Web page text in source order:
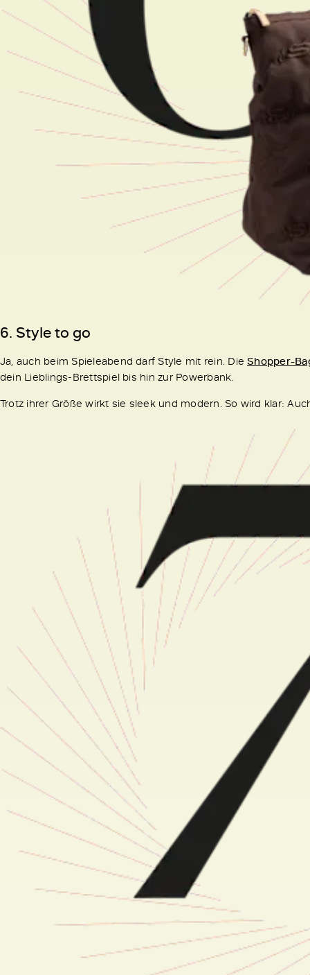
6. Style to go
Ja, auch beim Spieleabend darf Style mit rein. DieShopper-
dein Lieblings-Brettspiel bis hin zur Powerbank.
Trotz ihrer Größe wirkt sie sleek und modern. So wird klar: